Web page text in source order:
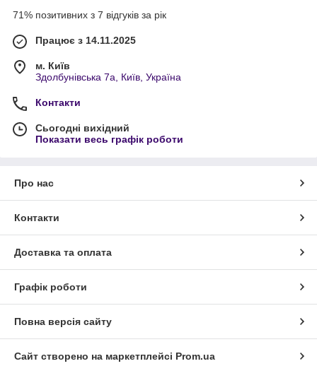
71% позитивних з 7 відгуків за рік
Працює з 14.11.2025
м. Київ
Здолбунівська 7а, Київ, Україна
Контакти
Сьогодні вихідний
Показати весь графік роботи
Про нас
Контакти
Доставка та оплата
Графік роботи
Повна версія сайту
Сайт створено на маркетплейсі Prom.ua